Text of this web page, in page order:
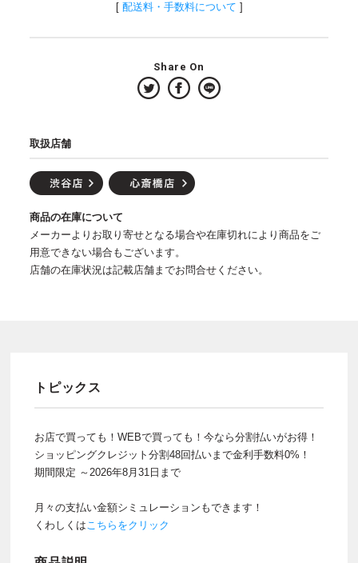
[ 配送料・手数料について ]
Share On
取扱店舗
商品の在庫について
メーカーよりお取り寄せとなる場合や在庫切れにより商品をご
用意できない場合もございます。
店舗の在庫状況は記載店舗までお問合せください。
トピックス
お店で買っても！WEBで買っても！今なら分割払いがお得！
ショッピングクレジット分割48回払いまで金利手数料0%！
期間限定 ～2026年8月31日まで
月々の支払い金額シミュレーションもできます！
くわしくはこちらをクリック